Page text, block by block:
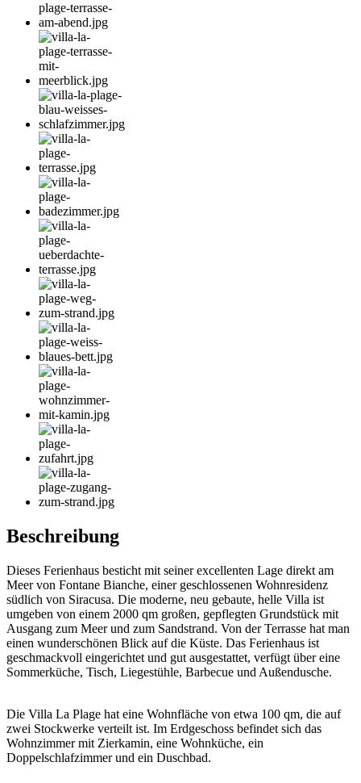
Beschreibung
Dieses Ferienhaus besticht mit seiner excellenten Lage direkt am
Meer von Fontane Bianche, einer geschlossenen Wohnresidenz
südlich von Siracusa. Die moderne, neu gebaute, helle Villa ist
umgeben von einem 2000 qm großen, gepflegten Grundstück mit
Ausgang zum Meer und zum Sandstrand. Von der Terrasse hat man
einen wunderschönen Blick auf die Küste. Das Ferienhaus ist
geschmackvoll eingerichtet und gut ausgestattet, verfügt über eine
Sommerküche, Tisch, Liegestühle, Barbecue und Außendusche.
Die Villa La Plage hat eine Wohnfläche von etwa 100 qm, die auf
zwei Stockwerke verteilt ist. Im Erdgeschoss befindet sich das
Wohnzimmer mit Zierkamin, eine Wohnküche, ein
Doppelschlafzimmer und ein Duschbad.